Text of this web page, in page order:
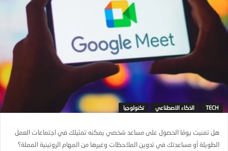
TECH الذكاء الاصطناعي تكنولوجيا
هل تمنيت يومًا الحصول على مساعد شخصي يمكنه تمثيلك في اجتماعات العمل
الطويلة أو مساعدتك في تدوين الملاحظات وغيرها من المهام الروتينية المملة؟